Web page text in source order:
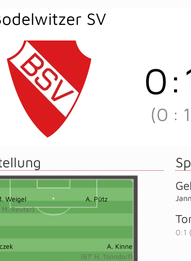
SV
0:
(0 :
Weigel
M. Reuter)
A. Pütz
A. Kinne
(67' H. Tonndorf)
0:1